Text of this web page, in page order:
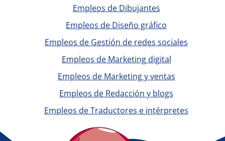
Empleos de Dibujantes
Empleos de Diseño gráfico
Empleos de Gestión de redes sociales
Empleos de Marketing digital
Empleos de Marketing y ventas
Empleos de Redacción y blogs
Empleos de Traductores e intérpretes